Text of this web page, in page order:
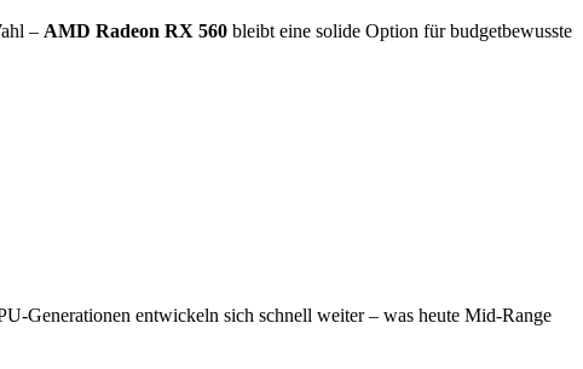
– AMD Radeon RX 560 bleibt eine solide Option für budgetbewusste
Generationen entwickeln sich schnell weiter – was heute Mid-Range